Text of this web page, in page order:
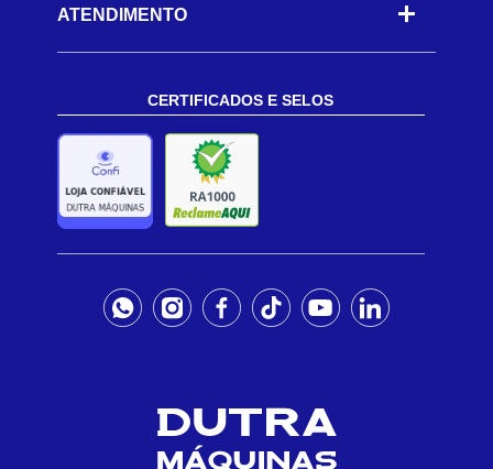
ATENDIMENTO
CERTIFICADOS E SELOS